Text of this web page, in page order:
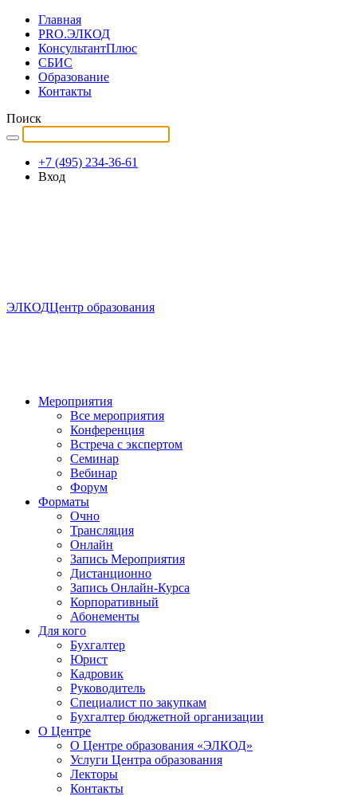
Главная
PRO.ЭЛКОД
КонсультантПлюс
СБИС
Образование
Контакты
Поиск
+7 (495) 234-36-61
Вход
ЭЛКОДЦентр образования
Мероприятия
Все мероприятия
Конференция
Встреча с экспертом
Семинар
Вебинар
Форум
Форматы
Очно
Трансляция
Онлайн
Запись Мероприятия
Дистанционно
Запись Онлайн-Курса
Корпоративный
Абонементы
Для кого
Бухгалтер
Юрист
Кадровик
Руководитель
Специалист по закупкам
Бухгалтер бюджетной организации
О Центре
О Центре образования «ЭЛКОД»
Услуги Центра образования
Лекторы
Контакты